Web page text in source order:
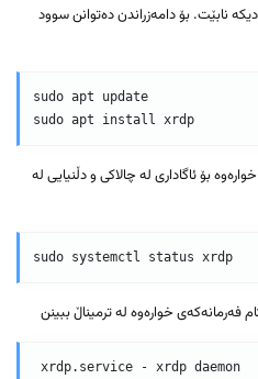
نابێت. بۆ دامەزراندن دەتوانن سوود
sudo apt update
sudo apt install xrdp
بۆ ئاگاداری لە چالاکی و دڵنیایی لە
sudo systemctl status xrdp
فەرمانەکەی خوارەوە لە ترمیناڵ ببینن
xrdp.service - xrdp daemon